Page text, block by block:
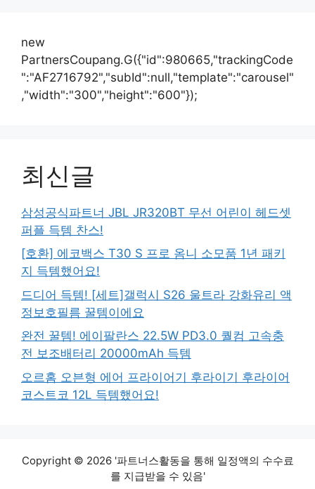
new
PartnersCoupang.G({"id":980665,"trackingCode
":"AF2716792","subId":null,"template":"carousel"
,"width":"300","height":"600"});
최신글
삼성공식파트너 JBL JR320BT 무선 어린이 헤드셋
퍼플 득템 찬스!
[호환] 에코백스 T30 S 프로 옴니 소모품 1년 패키
지 득템했어요!
드디어 득템! [세트]갤럭시 S26 울트라 강화유리 액
정보호필름 꿀템이에요
완전 꿀템! 에이팔란스 22.5W PD3.0 퀄컴 고속충
전 보조배터리 20000mAh 득템
오르홈 오븐형 에어 프라이어기 후라이기 후라이어
코스트코 12L 득템했어요!
Copyright © 2026 '파트너스활동을 통해 일정액의 수수료
를 지급받을 수 있음'